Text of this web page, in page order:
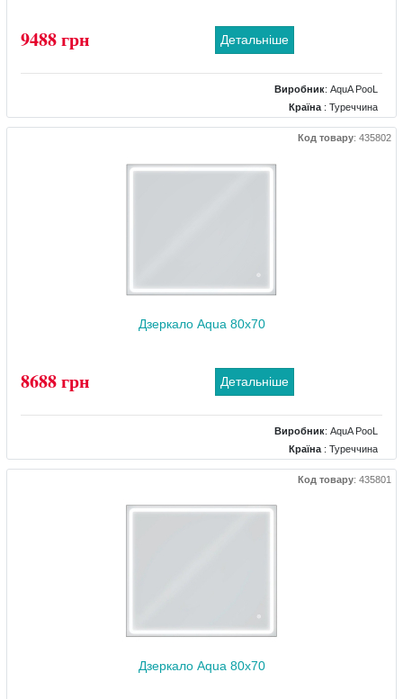
9488 грн Детальніше
Виробник: AquA PooL
Країна : Туреччина
Колір: Хром
Розміри: 1000x700
Код товару: 435802
Дзеркало Aqua 80x70
8688 грн Детальніше
Виробник: AquA PooL
Країна : Туреччина
Колір: Чорний
Розміри: 800x700
Комплектація дзеркала: підігрів, підсвічування, рама, регулятор яскравості
Код товару: 435801
Дзеркало Aqua 80x70